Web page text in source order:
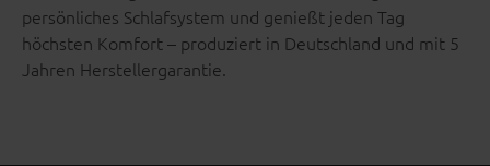
persönliches Schlafsystem und genießt jeden Tag
höchsten Komfort – produziert in Deutschland und mit 5
Jahren Herstellergarantie.